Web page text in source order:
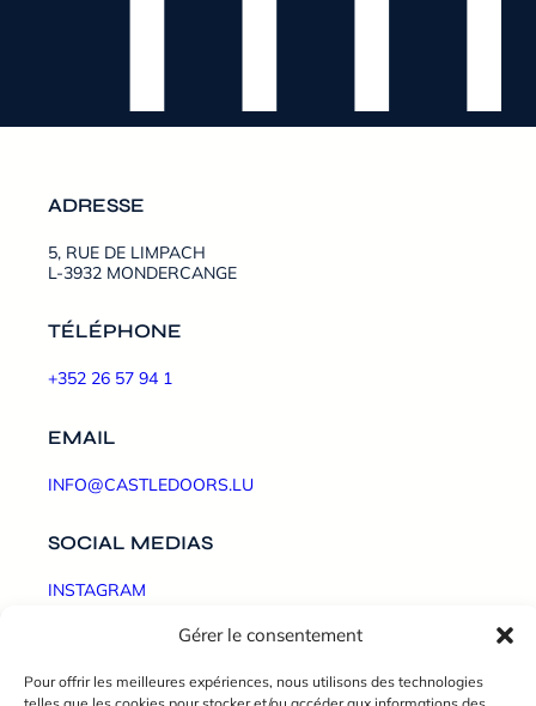
Gérer le consentement
Pour offrir les meilleures expériences, nous utilisons des technologies
ADRESSE
5, RUE DE LIMPACH
L-3932 MONDERCANGE
TÉLÉPHONE
+352 26 57 94 1
EMAIL
INFO@CASTLEDOORS.LU
SOCIAL MEDIAS
INSTAGRAM
FACEBOOK